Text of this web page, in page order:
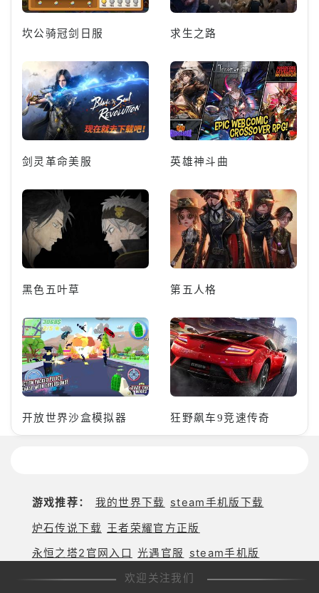
坎公骑冠剑日服 求生之路
剑灵革命美服 英雄神斗曲
黑色五叶草 第五人格
开放世界沙盒模拟器 狂野飙车9竞速传奇
游戏推荐： 我的世界下载 steam手机版下载
炉石传说下载 王者荣耀官方正版
永恒之塔2官网入口
光遇官服
steam手机版
欢迎关注我们